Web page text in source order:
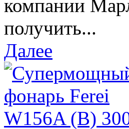
компании
получить...
Далее